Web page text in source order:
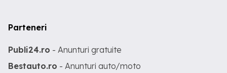
Parteneri
Publi24.ro - Anunturi gratuite
Bestauto.ro - Anunturi auto/moto